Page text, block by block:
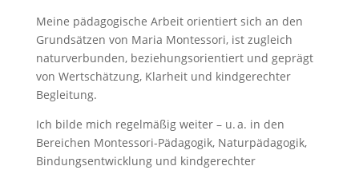
Meine pädagogische Arbeit orientiert sich an den
Grundsätzen von Maria Montessori, ist zugleich
naturverbunden, beziehungsorientiert und geprägt
von Wertschätzung, Klarheit und kindgerechter
Begleitung.
Ich bilde mich regelmäßig weiter – u. a. in den
Bereichen Montessori-Pädagogik, Naturpädagogik,
Bindungsentwicklung und kindgerechter